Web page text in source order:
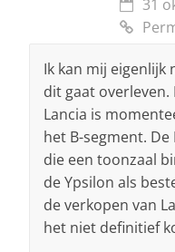
31
Ik kan mij eigenlijk
dit gaat
Lancia is
het B-segment.
die een toonzaal
de Ypsilon als
de verkopen van
het niet definitief